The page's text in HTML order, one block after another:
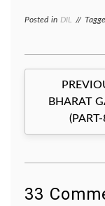
Posted in DIL
Post
BHARAT
(PART-
33